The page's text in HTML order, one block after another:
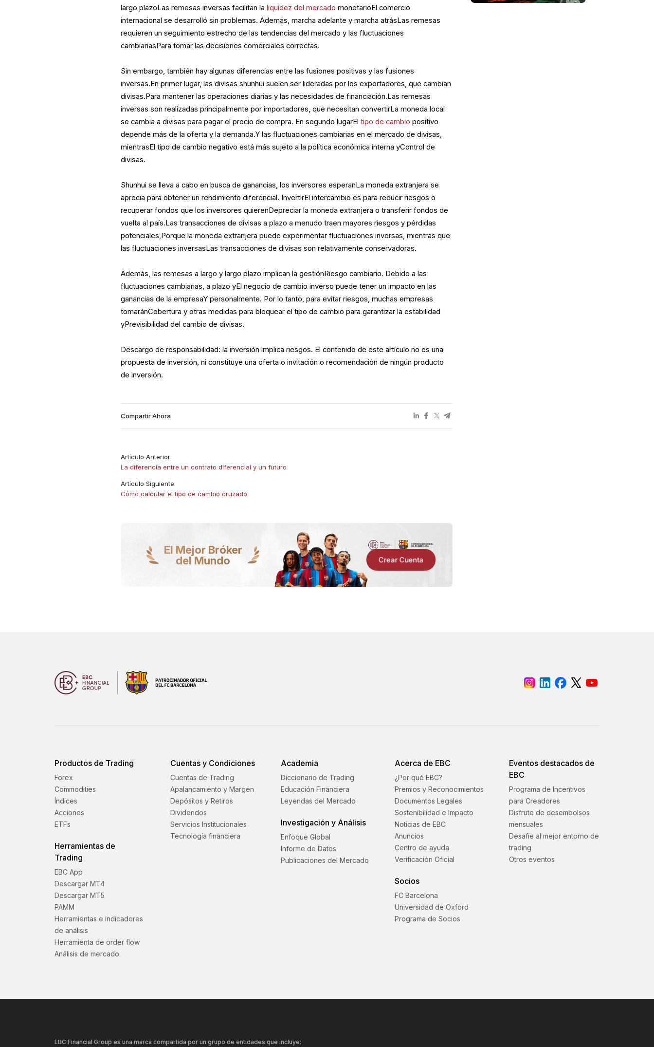
largo plazoLas remesas inversas facilitan laliquidez del mercado monetarioEl comercio
internacional se desarrolló sin problemas. Además, marcha adelante y marcha atrásLas remesas
requieren un seguimiento estrecho de las tendencias del mercado y las fluctuaciones
cambiariasPara tomar las decisiones comerciales correctas.
Sin embargo, también hay algunas diferencias entre las fusiones positivas y las fusiones
inversas.En primer lugar, las divisas shunhui suelen ser lideradas por los exportadores, que cambian
divisas.Para mantener las operaciones diarias y las necesidades de financiación.Las remesas
inversas son realizadas principalmente por importadores, que necesitan convertirLa moneda local
se cambia a divisas para pagar el precio de compra. En segundo lugarEltipo de cambio positivo
depende más de la oferta y la demanda.Y las fluctuaciones cambiarias en el mercado de divisas,
mientrasEl tipo de cambio negativo está más sujeto a la política económica interna yControl de
divisas.
Shunhui se lleva a cabo en busca de ganancias, los inversores esperanLa moneda extranjera se
aprecia para obtener un rendimiento diferencial. InvertirEl intercambio es para reducir riesgos o
recuperar fondos que los inversores quierenDepreciar la moneda extranjera o transferir fondos de
vuelta al país.Las transacciones de divisas a plazo a menudo traen mayores riesgos y pérdidas
potenciales,Porque la moneda extranjera puede experimentar fluctuaciones inversas, mientras que
las fluctuaciones inversasLas transacciones de divisas son relativamente conservadoras.
Además, las remesas a largo y largo plazo implican la gestiónRiesgo cambiario. Debido a las
fluctuaciones cambiarias, a plazo yEl negocio de cambio inverso puede tener un impacto en las
ganancias de la empresaY personalmente. Por lo tanto, para evitar riesgos, muchas empresas
tomaránCobertura y otras medidas para bloquear el tipo de cambio para garantizar la estabilidad
yPrevisibilidad del cambio de divisas.
Descargo de responsabilidad: la inversión implica riesgos. El contenido de este artículo no es una
propuesta de inversión, ni constituye una oferta o invitación o recomendación de ningún producto
de inversión.
Compartir Ahora
Artículo Anterior:
La diferencia entre un contrato diferencial y un futuro
Artículo Siguiente:
Cómo calcular el tipo de cambio cruzado
El Mejor Bróker
del Mundo
Crear Cuenta
Productos de Trading
Forex
Commodities
Índices
Acciones
ETFs
Herramientas de
Trading
EBC App
Descargar MT4
Descargar MT5
PAMM
Herramientas e indicadores
de análisis
Herramienta de order flow
Análisis de mercado
Cuentas y Condiciones
Cuentas de Trading
Apalancamiento y Margen
Depósitos y Retiros
Dividendos
Servicios Institucionales
Tecnología financiera
Academia
Diccionario de Trading
Educación Financiera
Leyendas del Mercado
Investigación y Análisis
Enfoque Global
Informe de Datos
Publicaciones del Mercado
Acerca de EBC
¿Por qué EBC?
Premios y Reconocimientos
Documentos Legales
Sostenibilidad e Impacto
Noticias de EBC
Anuncios
Centro de ayuda
Verificación Oficial
Socios
FC Barcelona
Universidad de Oxford
Programa de Socios
Eventos destacados de
EBC
Programa de Incentivos
para Creadores
Disfrute de desembolsos
mensuales
Desafíe al mejor entorno de
trading
Otros eventos
EBC Financial Group es una marca compartida por un grupo de entidades que incluye: